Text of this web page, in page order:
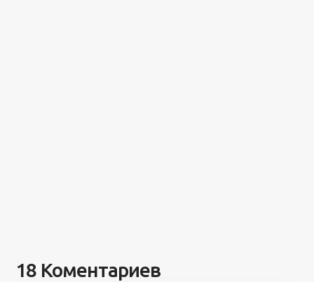
18 Коментариев